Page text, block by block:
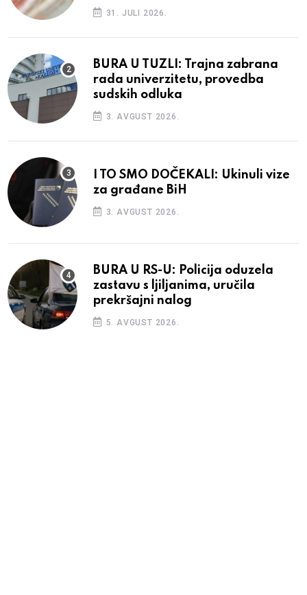
31. JULI 2026.
BURA U TUZLI: Trajna zabrana
rada univerzitetu, provedba
sudskih odluka
3. AVGUST 2026.
I TO SMO DOČEKALI: Ukinuli vize
za građane BiH
3. AVGUST 2026.
BURA U RS-U: Policija oduzela
zastavu s ljiljanima, uručila
prekršajni nalog
5. AVGUST 2026.